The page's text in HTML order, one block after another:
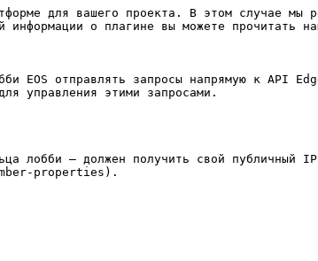
для вашего проекта. В этом случае мы
о плагине вы можете прочитать
EOS отправлять запросы напрямую к API
управления этими запросами.
лобби — должен получить свой публичный
properties).